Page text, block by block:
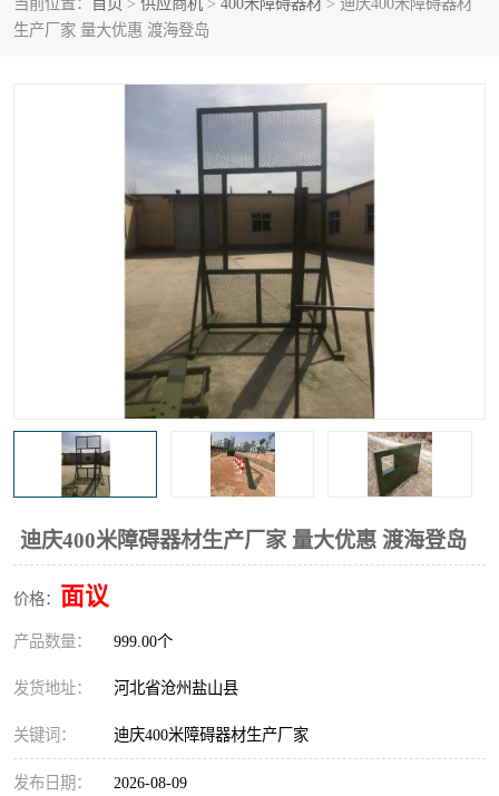
生产厂家 量大优惠 渡海登岛
迪庆400米障碍器材生产厂家 量大优惠 渡海登岛
价格： 面议
产品数量： 999.00个
发货地址： 河北省沧州盐山县
关键词： 迪庆400米障碍器材生产厂家
发布日期： 2026-08-09
塑胶跑道 400米障碍器材1